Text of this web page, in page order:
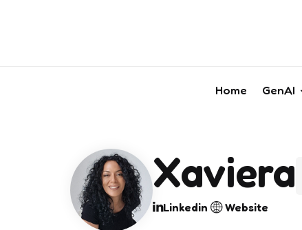
Home GenAI
Xaviera
Linkedin Website